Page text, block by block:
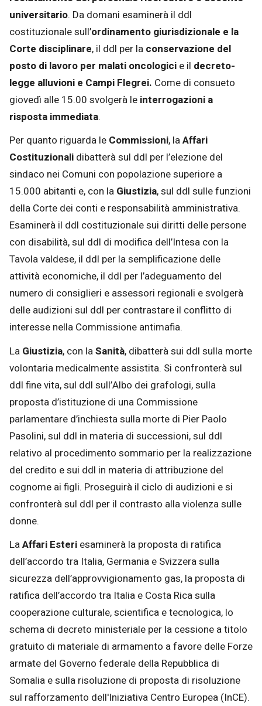
universitario. Da domani esaminerà il ddl
costituzionale sull’ordinamento giurisdizionale e la
Corte disciplinare, il ddl per la conservazione del
posto di lavoro per malati oncologici e il decreto-
legge alluvioni e Campi Flegrei. Come di consueto
giovedì alle 15.00 svolgerà le interrogazioni a
risposta immediata.
Per quanto riguarda le Commissioni, laAffari
Costituzionali dibatterà sul ddl per l’elezione del
sindaco nei Comuni con popolazione superiore a
15.000 abitanti e, con la Giustizia, sul ddl sulle funzioni
della Corte dei conti e responsabilità amministrativa.
Esaminerà il ddl costituzionale sui diritti delle persone
con disabilità, sul ddl di modifica dell’Intesa con la
Tavola valdese, il ddl per la semplificazione delle
attività economiche, il ddl per l’adeguamento del
numero di consiglieri e assessori regionali e svolgerà
delle audizioni sul ddl per contrastare il conflitto di
interesse nella Commissione antimafia.
La Giustizia, con laSanità, dibatterà sui ddl sulla morte
volontaria medicalmente assistita. Si confronterà sul
ddl fine vita, sul ddl sull’Albo dei grafologi, sulla
proposta d’istituzione di una Commissione
parlamentare d’inchiesta sulla morte di Pier Paolo
Pasolini, sul ddl in materia di successioni, sul ddl
relativo al procedimento sommario per la realizzazione
del credito e sui ddl in materia di attribuzione del
cognome ai figli. Proseguirà il ciclo di audizioni e si
confronterà sul ddl per il contrasto alla violenza sulle
donne.
LaAffari Esteri esaminerà la proposta di ratifica
dell’accordo tra Italia, Germania e Svizzera sulla
sicurezza dell’approvvigionamento gas, la proposta di
ratifica dell’accordo tra Italia e Costa Rica sulla
cooperazione culturale, scientifica e tecnologica, lo
schema di decreto ministeriale per la cessione a titolo
gratuito di materiale di armamento a favore delle Forze
armate del Governo federale della Repubblica di
Somalia e sulla risoluzione di proposta di risoluzione
sul rafforzamento dell'Iniziativa Centro Europea (InCE).